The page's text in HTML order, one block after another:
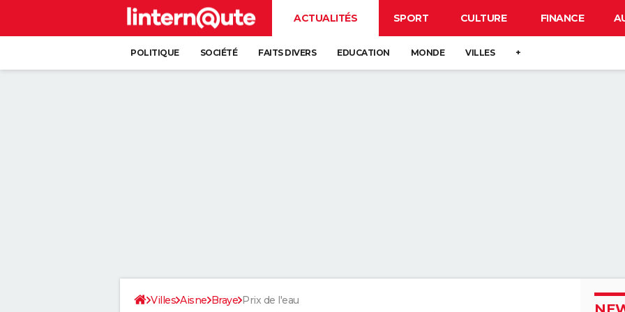
ACTUALITÉS SPORT CULTURE FINANCE
POLITIQUE SOCIÉTÉ FAITS DIVERS EDUCATION MONDE VILLES +
Villes Aisne Braye Prix de l'eau